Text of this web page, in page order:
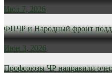
Июл 7, 2026
ФПЧР и Народный фронт
Июн 3, 2026
Профсоюзы ЧР направили